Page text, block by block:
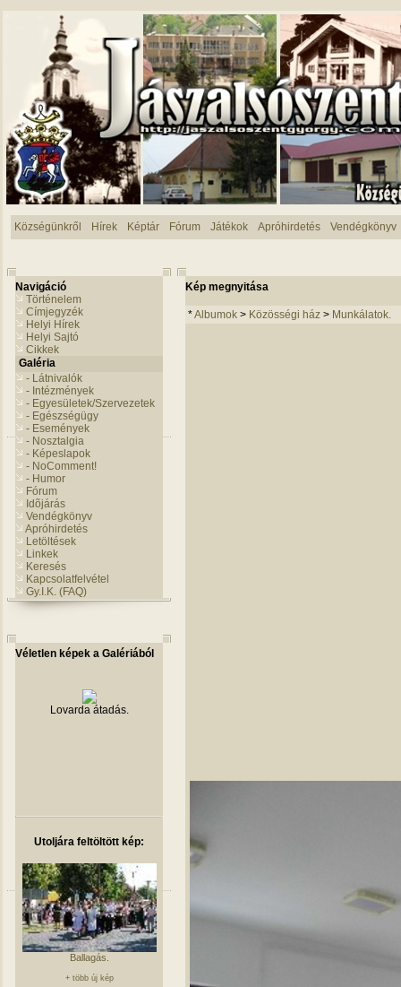
Községünkről Hírek Képtár Fórum Játékok Apróhirdetés Vendégkönyv
Navigáció
Történelem
Címjegyzék
Helyi Hírek
Helyi Sajtó
Cikkek
Galéria
- Látnivalók
- Intézmények
- Egyesületek/Szervezetek
- Egészségügy
- Események
- Nosztalgia
- Képeslapok
- NoComment!
- Humor
Fórum
Idõjárás
Vendégkönyv
Apróhirdetés
Letöltések
Linkek
Keresés
Kapcsolatfelvétel
Gy.I.K. (FAQ)
Véletlen képek a Galériából
Lovarda átadás.
Utoljára feltöltött kép:
Ballagás.
+ több új kép
Kép megnyitása
*Albumok > Közösségi ház > Munkálatok.